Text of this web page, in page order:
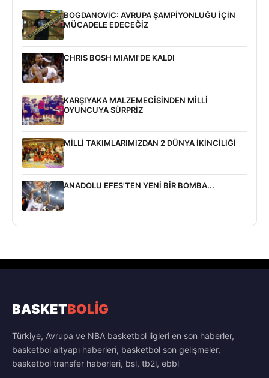
BOGDANOVİC: AVRUPA ŞAMPİYONLUĞU İÇİN
MÜCADELE EDECEĞİZ
CHRIS BOSH MIAMI'DE KALDI
KARŞIYAKA MALZEMECİSİNDEN MİLLİ
OYUNCUYA SÜRPRİZ
MİLLİ TAKIMLARIMIZDAN 2 DÜNYA İKİNCİLİĞİ
ANADOLU EFES'TEN YENİ BİR BOMBA...
BASKETBOLİG
Türkiye, Avrupa ve NBA basketbol ligleri en son haberler,
basketbol altyapı haberleri, basketbol son gelişmeler,
basketbol transfer haberleri, bsl, tb2l, ebbl